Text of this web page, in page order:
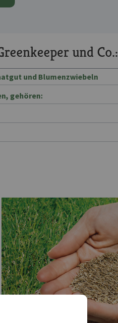
und Co.:
und Blumenzwiebeln
gehören: